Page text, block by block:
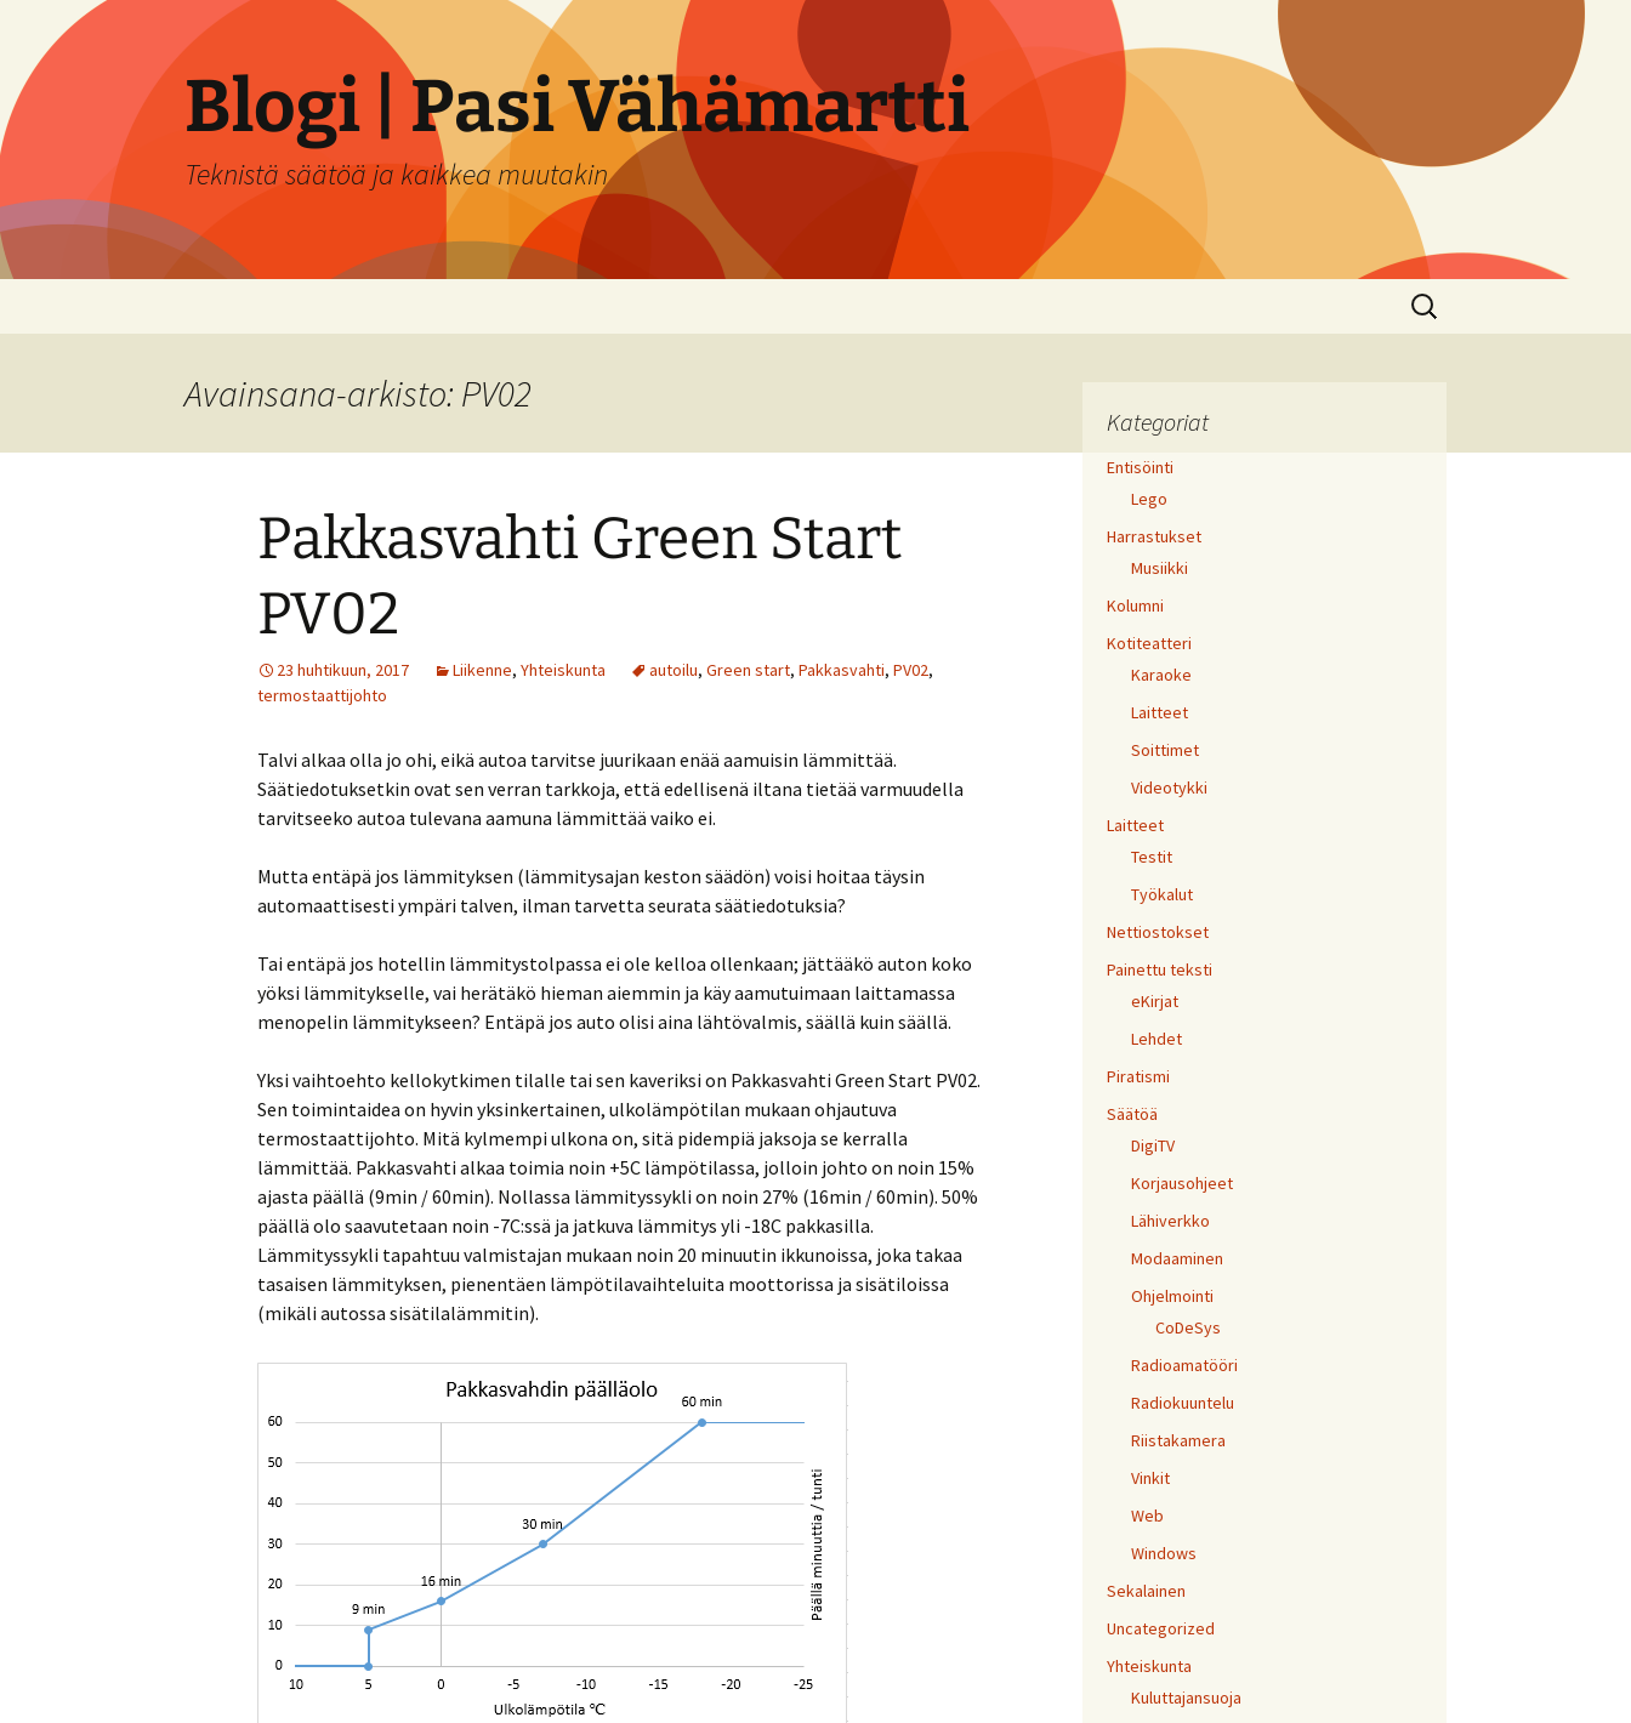
sisältöön
Blogi | Pasi Vähämartti
Teknistä säätöä ja kaikkea muutakin
Haku:
Avainsana-arkisto: PV02
Pakkasvahti Green Start
PV02
23 huhtikuun, 2017 Liikenne, Yhteiskunta autoilu, Green start, Pakkasvahti, PV02,
termostaattijohto
Talvi alkaa olla jo ohi, eikä autoa tarvitse juurikaan enää aamuisin lämmittää.
Säätiedotuksetkin ovat sen verran tarkkoja, että edellisenä iltana tietää varmuudella
tarvitseeko autoa tulevana aamuna lämmittää vaiko ei.
Mutta entäpä jos lämmityksen (lämmitysajan keston säädön) voisi hoitaa täysin
automaattisesti ympäri talven, ilman tarvetta seurata säätiedotuksia?
Tai entäpä jos hotellin lämmitystolpassa ei ole kelloa ollenkaan; jättääkö auton koko
yöksi lämmitykselle, vai herätäkö hieman aiemmin ja käy aamutuimaan laittamassa
menopelin lämmitykseen? Entäpä jos auto olisi aina lähtövalmis, säällä kuin säällä.
Yksi vaihtoehto kellokytkimen tilalle tai sen kaveriksi on Pakkasvahti Green Start PV02.
Sen toimintaidea on hyvin yksinkertainen, ulkolämpötilan mukaan ohjautuva
termostaattijohto. Mitä kylmempi ulkona on, sitä pidempiä jaksoja se kerralla
lämmittää. Pakkasvahti alkaa toimia noin +5C lämpötilassa, jolloin johto on noin 15%
ajasta päällä (9min / 60min). Nollassa lämmityssykli on noin 27% (16min / 60min). 50%
päällä olo saavutetaan noin -7C:ssä ja jatkuva lämmitys yli -18C pakkasilla.
Lämmityssykli tapahtuu valmistajan mukaan noin 20 minuutin ikkunoissa, joka takaa
tasaisen lämmityksen, pienentäen lämpötilavaihteluita moottorissa ja sisätiloissa
(mikäli autossa sisätilalämmitin).
Kategoriat
Entisöinti
Lego
Harrastukset
Musiikki
Kolumni
Kotiteatteri
Karaoke
Laitteet
Soittimet
Videotykki
Laitteet
Testit
Työkalut
Nettiostokset
Painettu teksti
eKirjat
Lehdet
Piratismi
Säätöä
DigiTV
Korjausohjeet
Lähiverkko
Modaaminen
Ohjelmointi
CoDeSys
Radioamatööri
Radiokuuntelu
Riistakamera
Vinkit
Web
Windows
Sekalainen
Uncategorized
Yhteiskunta
Kuluttajansuoja